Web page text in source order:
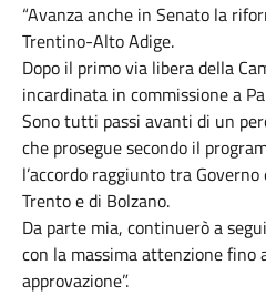
“Avanza anche in Senato la
Trentino-Alto Adige.
Dopo il primo via libera della
incardinata in commissione a
Sono tutti passi avanti di un
che prosegue secondo il
l’accordo raggiunto tra
Trento e di Bolzano.
Da parte mia, continuerò a
con la massima attenzione fino
approvazione”.